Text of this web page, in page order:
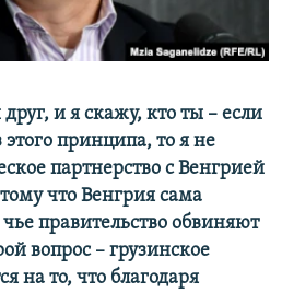
и я скажу, кто ты – если
принципа, то я не
партнерство с Венгрией
что Венгрия сама
правительство обвиняют
вопрос – грузинское
на то, что благодаря